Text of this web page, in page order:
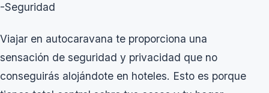
-Seguridad
Viajar en autocaravana te proporciona una
sensación de seguridad y privacidad que no
conseguirás alojándote en hoteles. Esto es porque